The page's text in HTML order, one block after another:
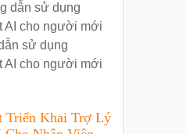
dẫn sử dụng
AI cho người mới
sử dụng
AI cho người mới
Triển Khai Trợ Lý